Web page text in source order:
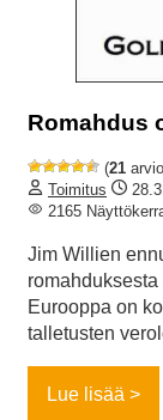
Romahdus
(21
Toimitus
2165
Jim Willien
Eurooppa on
talletusten
Lue lisää